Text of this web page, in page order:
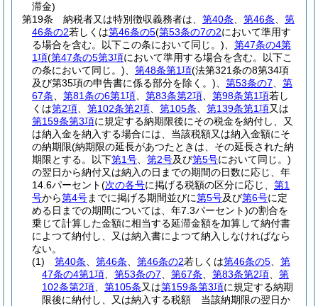
滞金)
第19条
納税者又は特別徴収義務者は、 第40条 第46条
第
46条の2若しくは第46条の5(第53条の7の2において準用す
る場合を含む。以下この条において同じ。)
第47条の4第
1項(第47条の5第3項において準用する場合を含む。以下こ
の条において同じ。)
第48条第1項(法第321条の8第34項
及び第35項の申告書に係る部分を除く。)
第53条の7
第
67条
第81条の6第1項 第83条第2項 第98条第1項若し
くは第2項 第102条第2項 第105条 第139条第1項又は
第159条第3項に規定する納期限後にその税金を納付し、又
は納入金を納入する場合には、当該税額又は納入金額にそ
の納期限(納期限の延長があつたときは、その延長された納
期限とする。以下第1号 第2号及び第5号において同じ。)
の翌日から納付又は納入の日までの期間の日数に応じ、年
14.6パーセント(次の各号に掲げる税額の区分に応じ、 第1
号から第4号までに掲げる期間並びに第5号及び第6号に定
める日までの期間については、年7.3パーセント)の割合を
乗じて計算した金額に相当する延滞金額を加算して納付書
によつて納付し、又は納入書によつて納入しなければなら
ない。
(1)
第40条 第46条 第46条の2若しくは第46条の5
第
47条の4第1項
第53条の7 第67条 第83条第2項
第
102条第2項
第105条又は第159条第3項に規定する納期
限後に納付し、又は納入する税額 当該納期限の翌日か